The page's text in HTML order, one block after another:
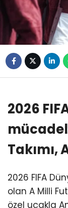
2026
Takımı,
2026 FIFA
olan A Milli
özel uçakla